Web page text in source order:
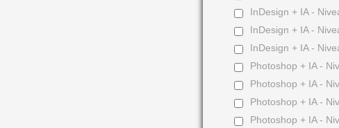
InDesign + IA -
InDesign + IA -
InDesign + IA -
Photoshop + IA -
Photoshop + IA -
Photoshop + IA -
Photoshop + IA -